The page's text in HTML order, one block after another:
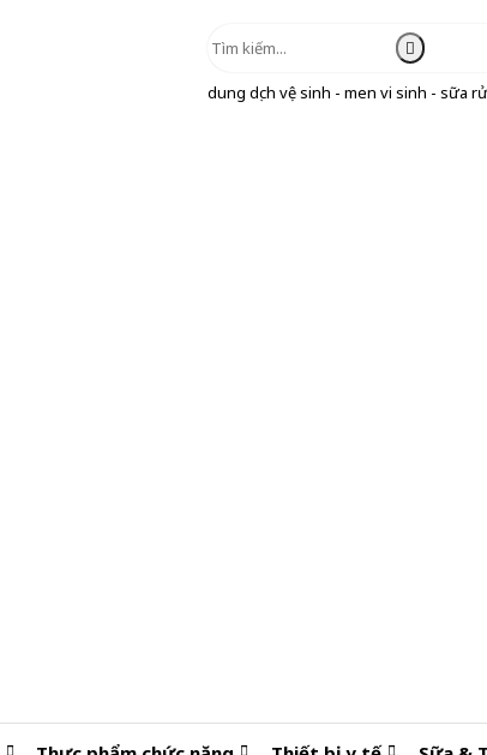
dung dịch vệ sinh - men vi sinh - sữa